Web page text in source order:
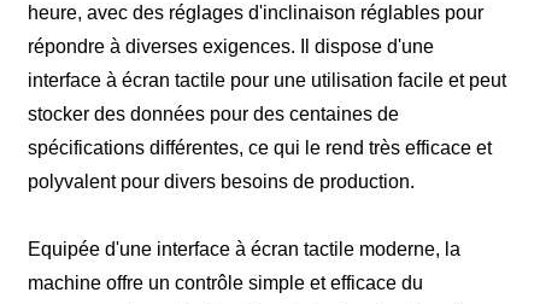
heure, avec des réglages d'inclinaison réglables pour
répondre à diverses exigences. Il dispose d'une
interface à écran tactile pour une utilisation facile et peut
stocker des données pour des centaines de
spécifications différentes, ce qui le rend très efficace et
polyvalent pour divers besoins de production.
Equipée d'une interface à écran tactile moderne, la
machine offre un contrôle simple et efficace du